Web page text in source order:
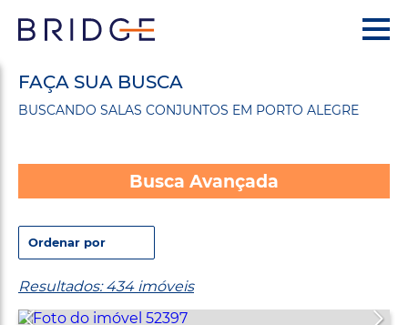
FAÇA SUA BUSCA
BUSCANDO SALAS CONJUNTOS EM PORTO ALEGRE
Busca Avançada
Resultados: 434 imóveis